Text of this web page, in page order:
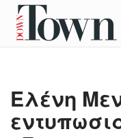
Ελένη